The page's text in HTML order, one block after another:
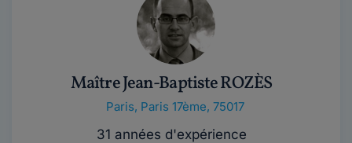
Maître Jean-Baptiste ROZÈS
Paris, Paris 17ème, 75017
31 années d'expérience